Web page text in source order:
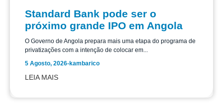
Standard Bank pode ser o
próximo grande IPO em Angola
O Governo de Angola prepara mais uma etapa do programa de
privatizações com a intenção de colocar em...
5 Agosto, 2026-kambarico
LEIA MAIS